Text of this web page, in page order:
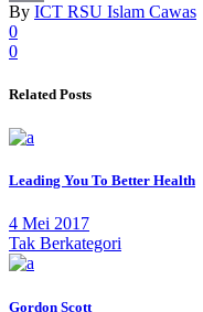
Print
By ICT RSU Islam Cawas
0
0
Related Posts
Leading You To Better Health
4 Mei 2017
Tak Berkategori
Gordon Scott